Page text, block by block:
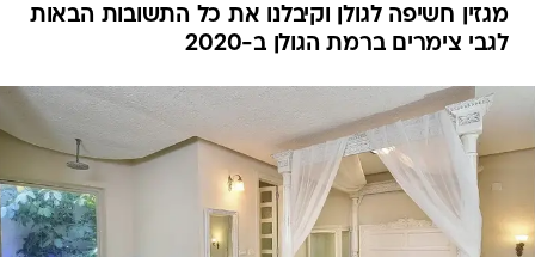
מגזין חשיפה לגולן וקיבלנו את כל התשובות הבאות
לגבי צימרים ברמת הגולן ב-2020